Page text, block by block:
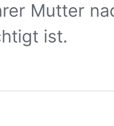
Mutter
ist.